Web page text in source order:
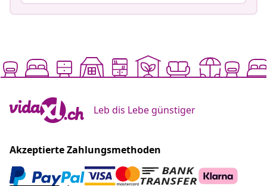
Leb dis Lebe günstiger
Akzeptierte Zahlungsmethoden